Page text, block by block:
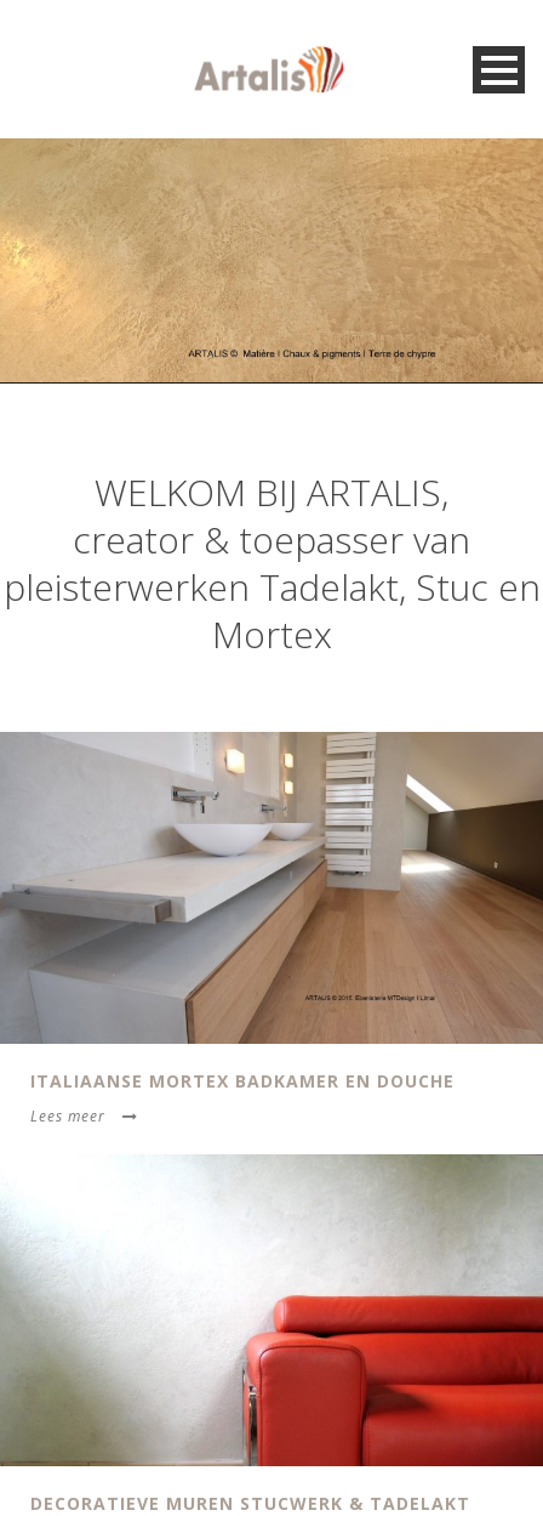
WELKOM BIJ ARTALIS,
creator & toepasser van
pleisterwerken Tadelakt, Stuc en
Mortex
ITALIAANSE MORTEX BADKAMER EN DOUCHE
Lees meer
DECORATIEVE MUREN STUCWERK & TADELAKT